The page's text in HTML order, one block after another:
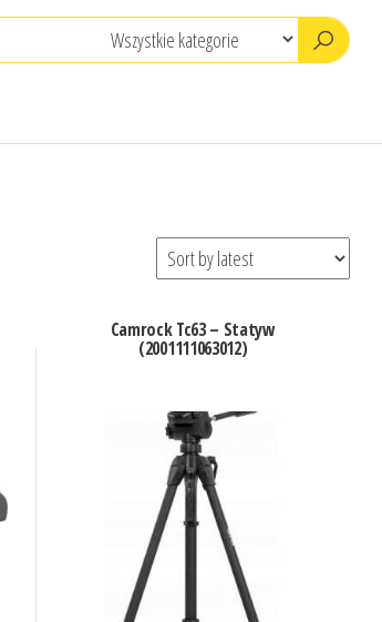
Camrock Tc63 – Statyw
(2001111063012)